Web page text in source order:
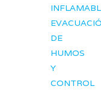
DE
HUMOS
Y
CONTROL